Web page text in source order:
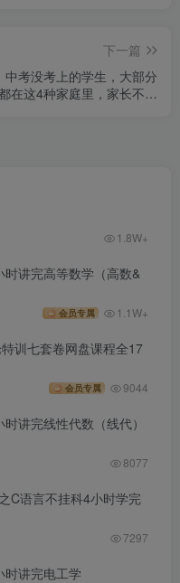
下一篇
中考没考上的学生，大部分
在这4种家庭里，家长不要
1.8W+
讲完高等数学（高数&
会员专属 1.1W+
训七套卷网盘课程全17
会员专属 9044
讲完线性代数（线代）
8077
C语言不挂科4小时学完
7297
时讲完电工学